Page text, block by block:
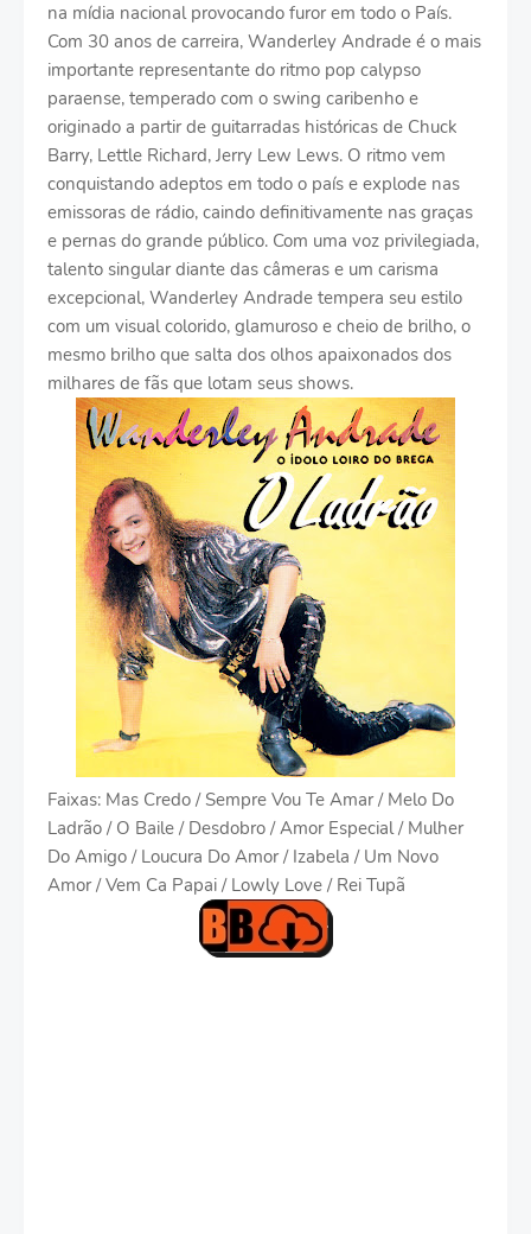
na mídia nacional provocando furor em todo o País.
Com 30 anos de carreira, Wanderley Andrade é o mais
importante representante do ritmo pop calypso
paraense, temperado com o swing caribenho e
originado a partir de guitarradas históricas de Chuck
Barry, Lettle Richard, Jerry Lew Lews. O ritmo vem
conquistando adeptos em todo o país e explode nas
emissoras de rádio, caindo definitivamente nas graças
e pernas do grande público. Com uma voz privilegiada,
talento singular diante das câmeras e um carisma
excepcional, Wanderley Andrade tempera seu estilo
com um visual colorido, glamuroso e cheio de brilho, o
mesmo brilho que salta dos olhos apaixonados dos
milhares de fãs que lotam seus shows.
Faixas: Mas Credo / Sempre Vou Te Amar / Melo Do
Ladrão / O Baile / Desdobro / Amor Especial / Mulher
Do Amigo / Loucura Do Amor / Izabela / Um Novo
Amor / Vem Ca Papai / Lowly Love / Rei Tupã